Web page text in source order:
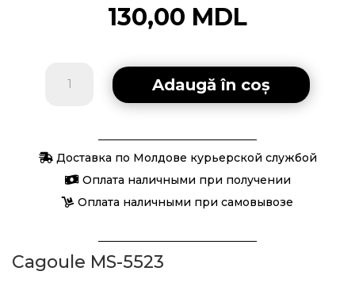
130,00 MDL
Adaugă în coș
Доставка по Молдове курьерской службой
Оплата наличными при получении
Оплата наличными при самовывозе
Cagoule MS-5523